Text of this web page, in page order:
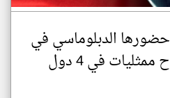
الدبلوماسي في
إفريقيا بافتتاح ممثليات في 4 دول